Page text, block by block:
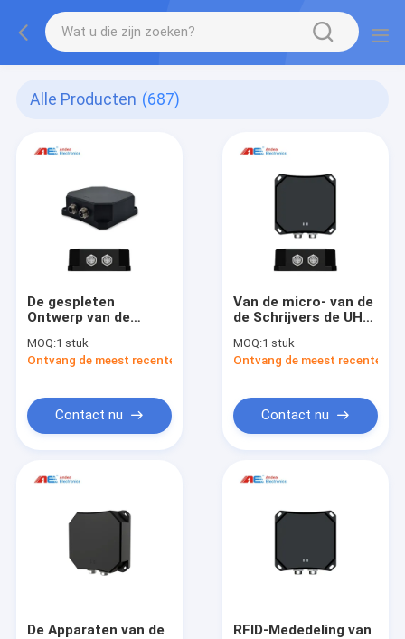
Alle Producten (687)
De gespleten
Ontwerp van de
van With Modbus
RS232 Machtsuhf
TNC-Interface
MOQ:1 stuk
Ontvang de meest recente Prijs
Contact nu
Van de micro- van de
de Schrijvers de UHF
Machtsrfid Kaart
Mededeling van With
TNC-Interface IP67
MOQ:1 stuk
Ontvang de meest recente
Contact nu
De Apparaten van de
RFID-Mededeling van